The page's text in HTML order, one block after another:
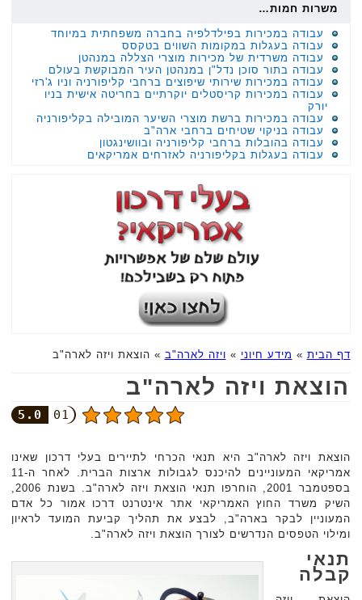
משרות חמות…
עבודה במכירות בפילדלפיה בחברה משפחתית במיוחד
עבודה בעגלות במקומות השווים בטקסס
עבודה משרדית של מכירות מוצרי הצללה במנהטן
עבודה בתור סוכן נדל"ן במנהטן העיר המבוקשת בעולם
עבודה במכירות שירותי שיפוצים ברחבי קליפורניה וניו ג'רזי
עבודה במכירות קריסטלים יוקרתיים בחריטה אישית בניו
יורק
עבודה במכירות ברשת מוצרי השיער המובילה בקליפורניה
עבודה בניקוי שטיחים ברחבי ארה"ב
עבודה בהובלות ברחבי קליפורניה ובוושינגטון
עבודה בעגלות בקליפורניה לאזרחים אמריקאים
דף הבית » מידע חיוני » ויזה לארה"ב » הוצאת ויזה לארה"ב
הוצאת ויזה לארה"ב
5.0 01
הוצאת ויזה לארה"ב היא תנאי הכרחי לתיירים בעלי דרכון שאינו
אמריקאי המעוניינים להיכנס לגבולות ארצות הברית. לאחר ה-11
השיק משרד החוץ האמריקאי אתר אינטרנט דרכו אמור כל אדם
המעוניין לבקר בארה"ב, לבצע את תהליך קביעת המועד לראיון
ומילוי הטפסים הנדרשים לצורך הוצאת ויזה לארה"ב.
תנאי
קבלה